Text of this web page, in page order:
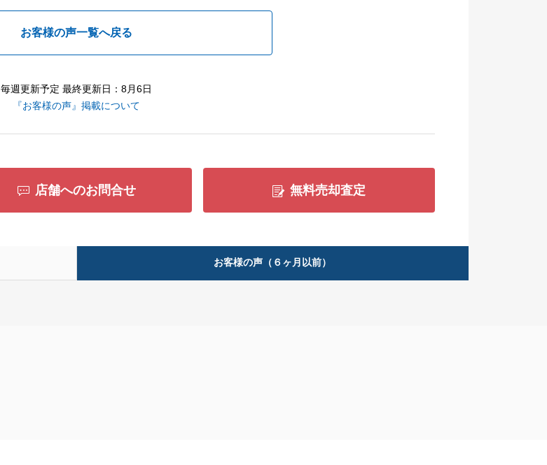
お客様の声一覧へ戻る
毎週更新予定 最終更新日：8月6日
『お客様の声』掲載について
店舗へのお問合せ 無料売却査定
お客様の声（６ヶ月以前）